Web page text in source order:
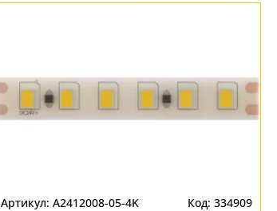
A2412008-05-4K 334909